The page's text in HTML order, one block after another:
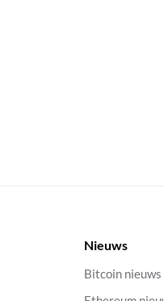
Nieuws
Bitcoin nieuws